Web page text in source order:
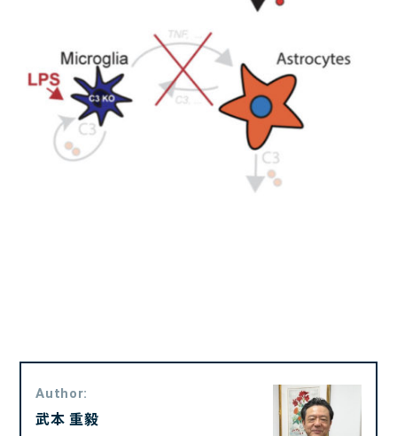
Author:
武本 重毅